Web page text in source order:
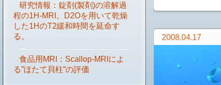
研究情報：錠剤(製剤)の溶解過
程の1H-MRI。D2Oを用いて乾燥
した1HのT2緩和時間を延命す
る。
食品用MRI：Scallop-MRIによ
る”ほたて貝柱”の評価
2008.04.17